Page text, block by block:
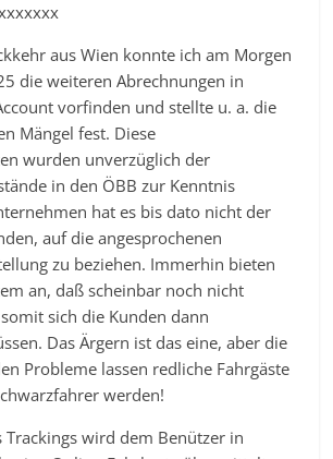
aus Wien konnte ich am Morgen
die weiteren Abrechnungen in
vorfinden und stellte u. a. die
Mängel fest. Diese
wurden unverzüglich der
in den ÖBB zur Kenntnis
hat es bis dato nicht der
auf die angesprochenen
zu beziehen. Immerhin bieten
an, daß scheinbar noch nicht
sich die Kunden dann
Das Ärgern ist das eine, aber die
Probleme lassen redliche Fahrgäste
werden!
Trackings wird dem Benützer in